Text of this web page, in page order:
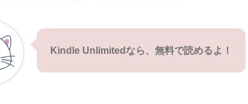
Kindle Unlimitedなら、無料で読めるよ！